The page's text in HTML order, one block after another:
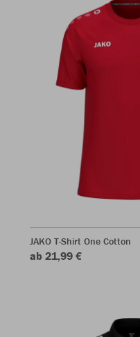
JAKO T-Shirt One Cotton
ab 21,99 €